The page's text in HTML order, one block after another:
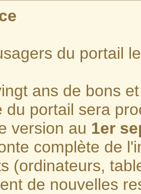
du portail
ans de bons
du portail sera
version au 1er
complète de
(ordinateurs,
de nouvelles